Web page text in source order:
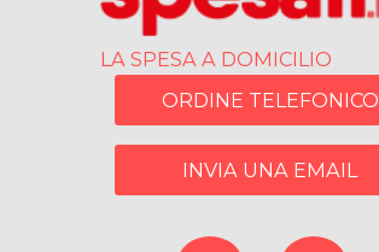
LA SPESA A DOMICILIO
ORDINE TELEFONICO
INVIA UNA EMAIL